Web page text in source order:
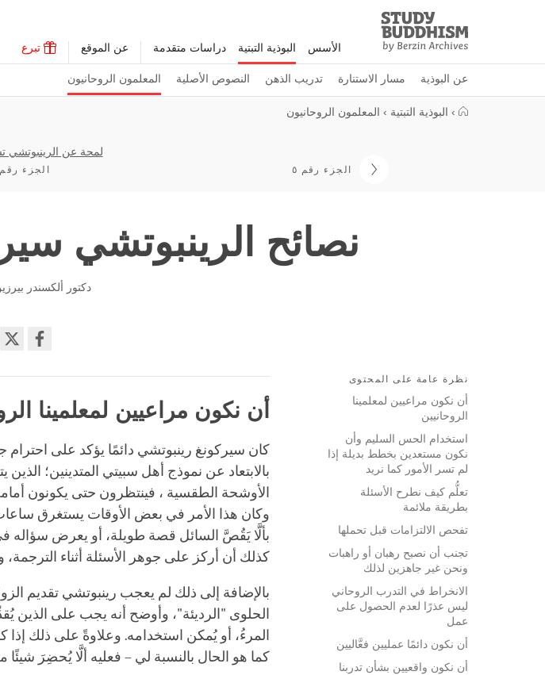
Study
Buddhism
Home
الأسس البوذية التبتية
عن البوذية مسار الاستنارة تدريب الذهن النصوص الأصلية المعلمون الروحانيون
دراسات متقدمة عن الموقع تبرع
› البوذية التبتية › المعلمون الروحانيون
الجزء رقم ٥
لمحة عن الرينبوتشي
الجزء رقم ٦ / ٨
نصائح الرينبوتشي
دكتور ألكسندر
on
facebook
نظرة عامة على المحتوى
أن نكون مراعيين لمعلمينا
الروحانيين
استخدام الحس السليم وأن
نكون مستعدين بخطط بديلة إذا
لم تسر الأمور كما نريد
تعلُّم كيف نطرح الأسئلة
بطريقة ملائمة
تفحص الالتزامات قبل تحملها
تجنب أن نصبح رهبان أو راهبات
ونحن غير جاهزين لذلك
الانخراط في التدرب الروحاني
ليس عذرًا لعدم الحصول على
عمل
أن نكون دائمًا عمليين فعَّاليين
أن نكون واقعيين بشأن تدربنا
أن نكون مراعيين لمعلمينا
كان سيركونغ رينبوتشي دائمًا يؤكد على احترام
بالابتعاد عن نموذج أهل سبيتي المتدينين؛
الأوشحة الطقسية ، فينتظرون حتى يكونون
وكان هذا الأمر في بعض الأوقات يستغرق ساعات.
بألَّا يَقُصَّ السائل قصة طويلة، أو يعرض سؤاله
كذلك أن أركز على جوهر الأسئلة أثناء الترجمة،
بالإضافة إلى ذلك لم يعجب رينبوتشي تقديم
الحلوى "الرديئة"، وأوضح أنه يجب على الذين
المرءُ، أو يُمكن استخدامه. وعلاوةً على ذلك
كما هو الحال بالنسبة لي – فعليه ألَّا يُحضِرَ شيئًا